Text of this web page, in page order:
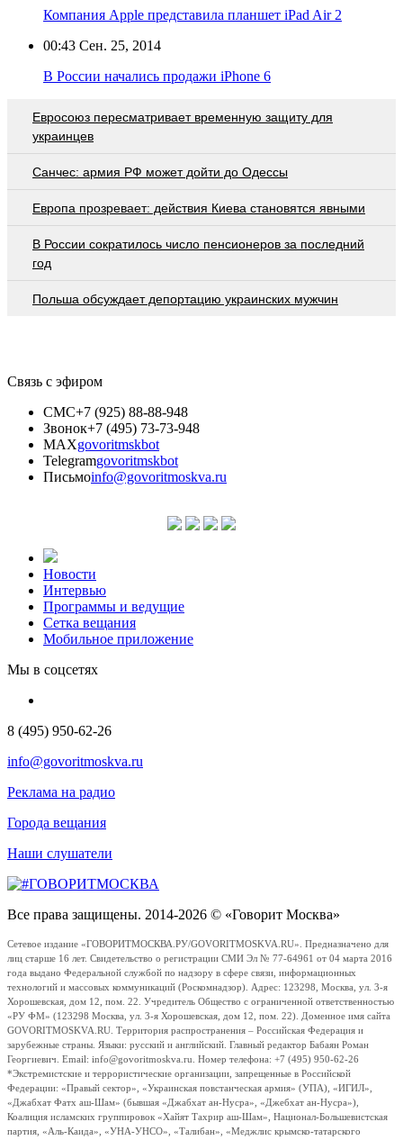
Компания Apple представила планшет iPad Air 2
00:43 Сен. 25, 2014
В России начались продажи iPhone 6
Евросоюз пересматривает временную защиту для
украинцев
Санчес: армия РФ может дойти до Одессы
Европа прозревает: действия Киева становятся явными
В России сократилось число пенсионеров за последний
год
Польша обсуждает депортацию украинских мужчин
Связь с эфиром
СМС+7 (925) 88-88-948
Звонок+7 (495) 73-73-948
MAXgovoritmskbot
Telegramgovoritmskbot
Письмоinfo@govoritmoskva.ru
Новости
Интервью
Программы и ведущие
Сетка вещания
Мобильное приложение
Мы в соцсетях
8 (495) 950-62-26
info@govoritmoskva.ru
Реклама на радио
Города вещания
Наши слушатели
Все права защищены. 2014-2026 © «Говорит Москва»
Сетевое издание «ГОВОРИТМОСКВА.РУ/GOVORITMOSKVA.RU». Предназначено для
лиц старше 16 лет. Свидетельство о регистрации СМИ Эл № 77-64961 от 04 марта 2016
года выдано Федеральной службой по надзору в сфере связи, информационных
технологий и массовых коммуникаций (Роскомнадзор). Адрес: 123298, Москва, ул. 3-я
Хорошевская, дом 12, пом. 22. Учредитель Общество с ограниченной ответственностью
«РУ ФМ» (123298 Москва, ул. 3-я Хорошевская, дом 12, пом. 22). Доменное имя сайта
GOVORITMOSKVA.RU. Территория распространения – Российская Федерация и
зарубежные страны. Языки: русский и английский. Главный редактор Бабаян Роман
Георгиевич. Email: info@govoritmoskva.ru. Номер телефона: +7 (495) 950-62-26
*Экстремистские и террористические организации, запрещенные в Российской
Федерации: «Правый сектор», «Украинская повстанческая армия» (УПА), «ИГИЛ»,
«Джабхат Фатх аш-Шам» (бывшая «Джабхат ан-Нусра», «Джебхат ан-Нусра»),
Коалиция исламских группировок «Хайят Тахрир аш-Шам», Национал-Большевистская
партия, «Аль-Каида», «УНА-УНСО», «Талибан», «Меджлис крымско-татарского